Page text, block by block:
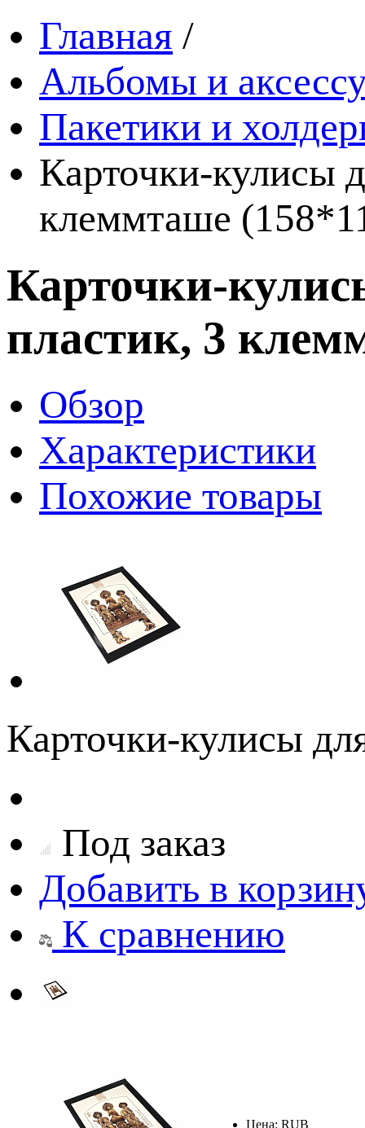
Главная /
Альбомы и
Пакетики и
Карточки-кулисы
клеммташе
Карточки-
пластик, 3
Обзор
Характеристики
Похожие товары
Карточки-кулисы
Под заказ
Добавить в
К сравнению
Цена: RUB